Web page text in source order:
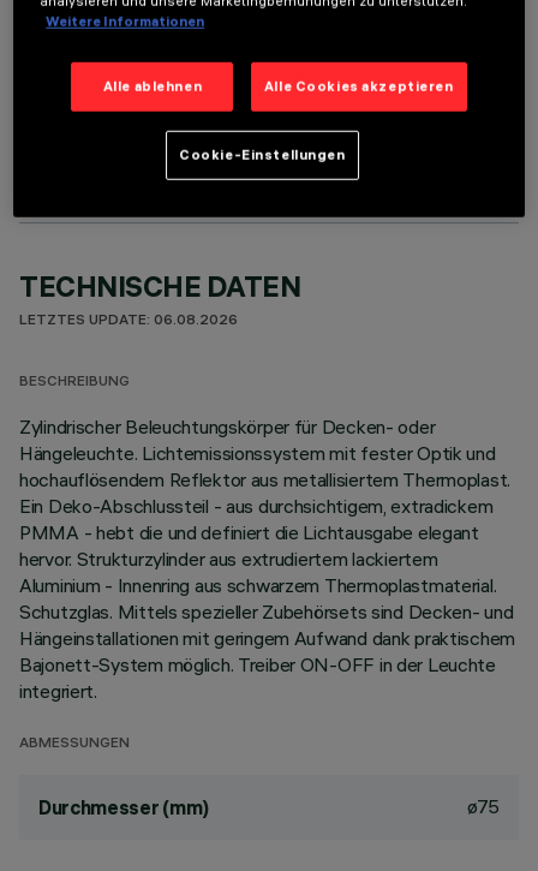
OPTIONALE KOMPONENTEN
TECHNISCHE DATEN
LETZTES UPDATE: 06.08.2026
BESCHREIBUNG
Zylindrischer Beleuchtungskörper für Decken- oder
Hängeleuchte. Lichtemissionssystem mit fester Optik und
hochauflösendem Reflektor aus metallisiertem Thermoplast.
Ein Deko-Abschlussteil - aus durchsichtigem, extradickem
PMMA - hebt die und definiert die Lichtausgabe elegant
hervor. Strukturzylinder aus extrudiertem lackiertem
Aluminium - Innenring aus schwarzem Thermoplastmaterial.
Schutzglas. Mittels spezieller Zubehörsets sind Decken- und
Hängeinstallationen mit geringem Aufwand dank praktischem
Bajonett-System möglich. Treiber ON-OFF in der Leuchte
integriert.
ABMESSUNGEN
Durchmesser (mm) ø75
Weitere Informationen
Alle ablehnen Alle Cookies akzeptieren
Cookie-Einstellungen